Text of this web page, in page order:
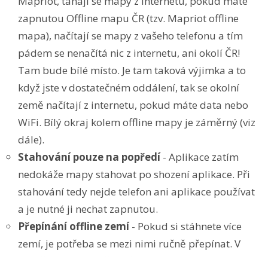
zapnutou Offline mapu ČR (tzv. Mapriot offline
mapa), načítají se mapy z vašeho telefonu a tím
pádem se nenačítá nic z internetu, ani okolí ČR!
Tam bude bílé místo. Je tam taková výjimka a to
když jste v dostatečném oddálení, tak se okolní
země načítají z internetu, pokud máte data nebo
WiFi. Bílý okraj kolem offline mapy je záměrný (viz
dále).
Stahování pouze na popředí- Aplikace zatím
nedokáže mapy stahovat po shození aplikace. Při
stahování tedy nejde telefon ani aplikace používat
a je nutné ji nechat zapnutou.
Přepínání offline zemí- Pokud si stáhnete více
zemí, je potřeba se mezi nimi ručně přepínat. V